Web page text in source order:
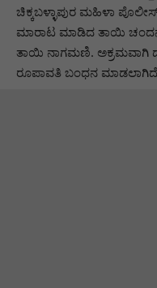
ಚಿಕ್ಕಬಳ್ಳಾಪುರ ಮಹಿಳಾ
ಮಾರಾಟ ಮಾಡಿದ ತಾಯಿ
ತಾಯಿ ನಾಗಮಣಿ. ಅಕ್ರಮವಾಗಿ
ರೂಪಾವತಿ ಬಂಧನ